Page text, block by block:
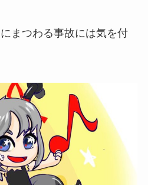
まつわる事故には気を付